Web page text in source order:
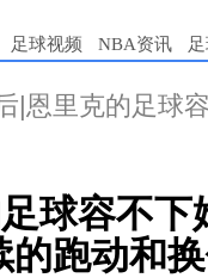
足球视频 NBA资讯
|恩里克的足球
球容不下
的跑动和